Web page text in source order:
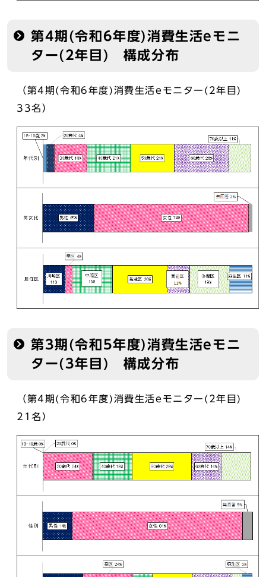
第4期(令和6年度)消費生活eモニ
ター(2年目) 構成分布
（第4期(令和6年度)消費生活eモニター(2年目)
33名）
第3期(令和5年度)消費生活eモニ
ター(3年目) 構成分布
（第4期(令和6年度)消費生活eモニター(2年目)
21名）